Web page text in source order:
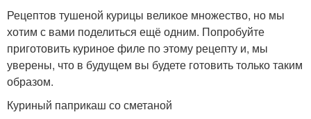
Рецептов тушеной курицы великое множество, но мы
хотим с вами поделиться ещё одним. Попробуйте
приготовить куриное филе по этому рецепту и, мы
уверены, что в будущем вы будете готовить только таким
образом.
Куриный паприкаш со сметаной